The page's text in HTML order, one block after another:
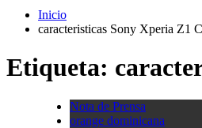
Inicio
caracteristicas Sony Xperia Z1
Etiqueta:
Nota de Prensa
orange dominicana